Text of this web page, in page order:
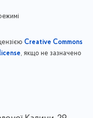
Creative Commons
, якщо не зазначено